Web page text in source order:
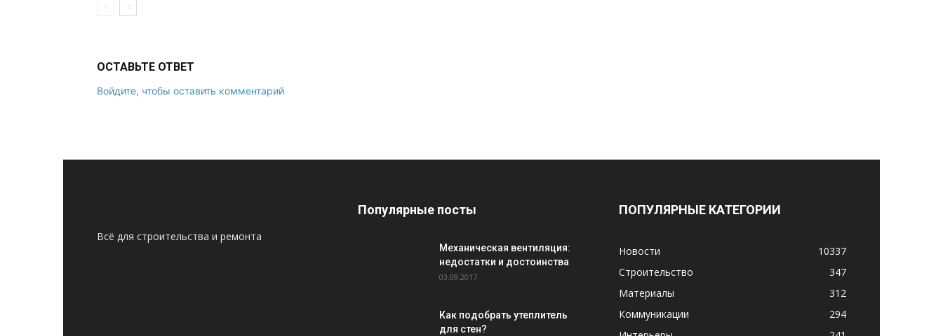
ОСТАВЬТЕ ОТВЕТ
Войдите, чтобы оставить комментарий
Всё для строительства и ремонта
Популярные посты
Механическая вентиляция:
недостатки и достоинства
03.09.2017
Как подобрать утеплитель
для стен?
ПОПУЛЯРНЫЕ КАТЕГОРИИ
Новости
10337
Строительство
347
Материалы
312
Коммуникации
294